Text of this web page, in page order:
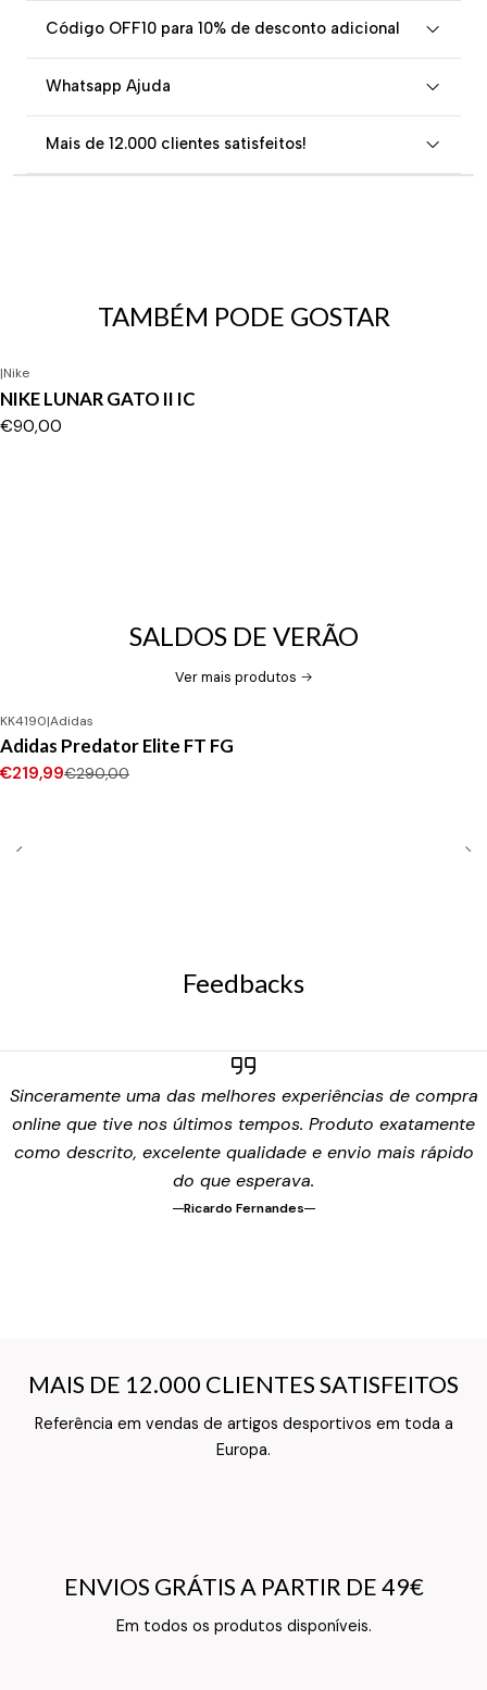
Código OFF10 para 10% de desconto adicional
Whatsapp Ajuda
Mais de 12.000 clientes satisfeitos!
TAMBÉM PODE GOSTAR
|Nike
NIKE LUNAR GATO II IC
€90,00
SALDOS DE VERÃO
Ver mais produtos
-24%DESCONTO
Novo
KK4190|Adidas
Adidas Predator Elite FT FG
€219,99€290,00
Feedbacks
Sinceramente uma das melhores experiências de compra
online que tive nos últimos tempos. Produto exatamente
como descrito, excelente qualidade e envio mais rápido
do que esperava.
Ricardo Fernandes
MAIS DE 12.000 CLIENTES SATISFEITOS
Referência em vendas de artigos desportivos em toda a
Europa.
MAIS DE 12.000 CLIENTES SATISFEITOS
Texto do Verso do Cartão de Informação
ENVIOS GRÁTIS A PARTIR DE 49€
Em todos os produtos disponíveis.
ENVIOS GRÁTIS A PARTIR DE 49€
Texto do Verso do Cartão de Informação